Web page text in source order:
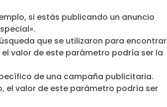
si estás publicando un anuncio
que se utilizaron para encontrar
valor de este parámetro podría ser la
de una campaña publicitaria.
el valor de este parámetro podría ser